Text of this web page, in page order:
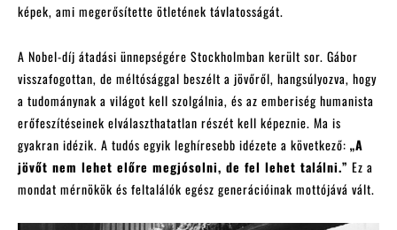
képek, ami megerősítette ötletének távlatosságát.
A Nobel-díj átadási ünnepségére Stockholmban került sor. Gábor
visszafogottan, de méltósággal beszélt a jövőről, hangsúlyozva, hogy
a tudománynak a világot kell szolgálnia, és az emberiség humanista
erőfeszítéseinek elválaszthatatlan részét kell képeznie. Ma is
gyakran idézik. A tudós egyik leghíresebb idézete a következő: „A
jövőt nem lehet előre megjósolni, de fel lehet találni.” Ez a
mondat mérnökök és feltalálók egész generációinak mottójává vált.